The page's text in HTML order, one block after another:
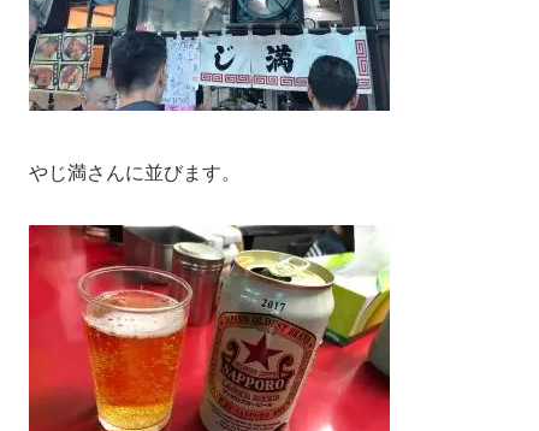
やじ満さんに並びます。